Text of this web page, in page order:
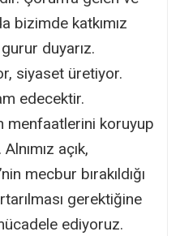
bizimde katkımız
duyarız.
siyaset üretiyor.
edecektir.
menfaatlerini koruyup
açık,
mecbur bırakıldığı
gerektiğine
ediyoruz.